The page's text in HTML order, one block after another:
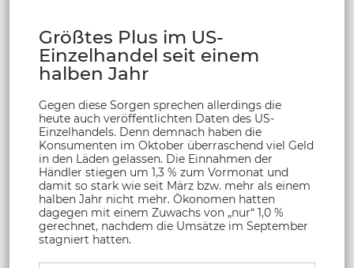
Größtes Plus im US-
Einzelhandel seit einem
halben Jahr
Gegen diese Sorgen sprechen allerdings die
heute auch veröffentlichten Daten des US-
Einzelhandels. Denn demnach haben die
Konsumenten im Oktober überraschend viel Geld
in den Läden gelassen. Die Einnahmen der
Händler stiegen um 1,3 % zum Vormonat und
damit so stark wie seit März bzw. mehr als einem
halben Jahr nicht mehr. Ökonomen hatten
dagegen mit einem Zuwachs von „nur“ 1,0 %
gerechnet, nachdem die Umsätze im September
stagniert hatten.